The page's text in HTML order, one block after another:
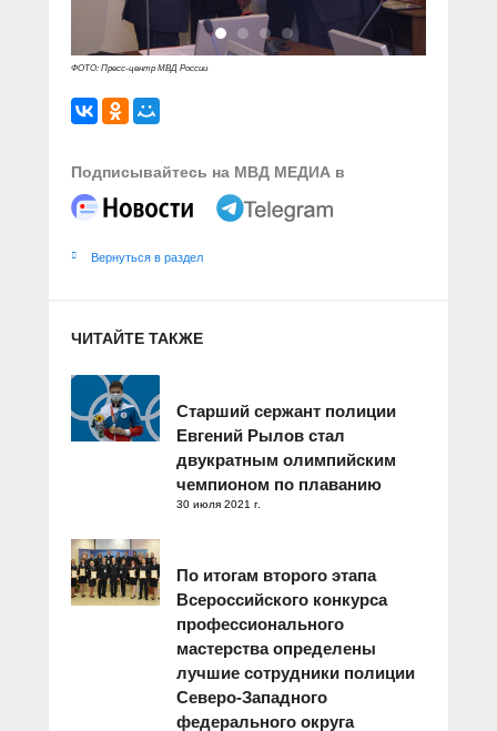
ФОТО: Пресс-центр МВД России
Подписывайтесь на МВД МЕДИА в
Вернуться в раздел
ЧИТАЙТЕ ТАКЖЕ
Старший сержант полиции
Евгений Рылов стал
двукратным олимпийским
чемпионом по плаванию
30 июля 2021 г.
По итогам второго этапа
Всероссийского конкурса
профессионального
мастерства определены
лучшие сотрудники полиции
Северо-Западного
федерального округа